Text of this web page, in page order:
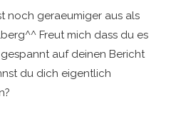
noch geraeumiger aus als
Freut mich dass du es
auf deinen Bericht
du dich eigentlich